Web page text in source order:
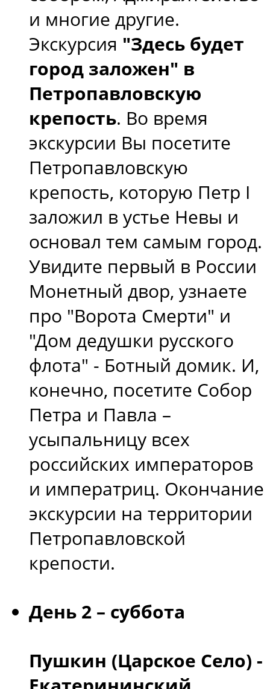
и многие другие.
Экскурсия "Здесь будет
город заложен" в
Петропавловскую
крепость. Во время
экскурсии Вы посетите
Петропавловскую
крепость, которую Петр I
заложил в устье Невы и
основал тем самым город.
Увидите первый в России
Монетный двор, узнаете
про "Ворота Смерти" и
"Дом дедушки русского
флота" - Ботный домик. И,
конечно, посетите Собор
Петра и Павла –
усыпальницу всех
российских императоров
и императриц. Окончание
экскурсии на территории
Петропавловской
крепости.
День 2 – суббота
Пушкин (Царское Село) -